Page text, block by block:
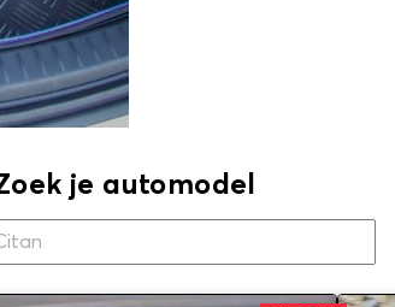
je automodel